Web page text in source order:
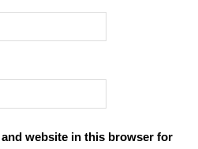
and website in this browser for